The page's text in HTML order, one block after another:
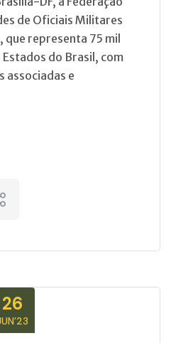
de Oficiais Militares
que representa 75 mil
do Brasil, com
associadas e
26